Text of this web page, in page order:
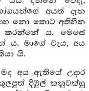
අයත් දැන
නො කොට අතිහීන
ය. මෙසේ
ය. මාගේ වැය, අය
යි.
අය ඇතියේ උදාර
දිඹුල් කනුවක්හු